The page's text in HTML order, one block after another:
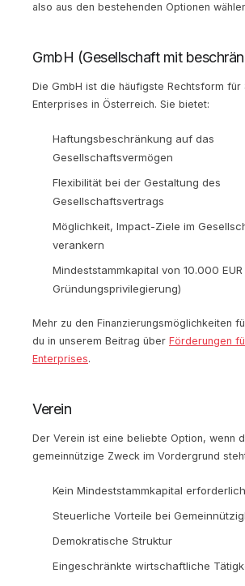
also aus den bestehenden Optionen
GmbH (Gesellschaft mit
Die GmbH ist die häufigste Rechtsform für
Enterprises in Österreich. Sie bietet:
Haftungsbeschränkung auf das
Gesellschaftsvermögen
Flexibilität bei der Gestaltung des
Gesellschaftsvertrags
Möglichkeit, Impact-Ziele im
verankern
Mindeststammkapital von 10.000 EUR
Gründungsprivilegierung)
Mehr zu den Finanzierungsmöglichkeiten
du in unserem Beitrag über Förderungen
Enterprises.
Verein
Der Verein ist eine beliebte Option, wenn
gemeinnützige Zweck im Vordergrund
Kein Mindeststammkapital erforderlich
Steuerliche Vorteile bei
Demokratische Struktur
Eingeschränkte wirtschaftliche